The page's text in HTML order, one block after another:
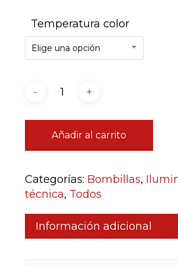
Temperatura color
Elige una opción
Añadir al carrito
Categorías: Bombillas,
técnica, Todos
Información adicional